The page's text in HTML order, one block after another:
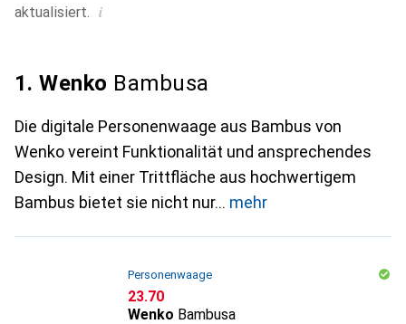
aktualisiert. i
1. Wenko Bambusa
Die digitale Personenwaage aus Bambus von
Wenko vereint Funktionalität und ansprechendes
Design. Mit einer Trittfläche aus hochwertigem
Bambus bietet sie nicht nur
mehr
Personenwaage
CHF
23.70
Wenko Bambusa